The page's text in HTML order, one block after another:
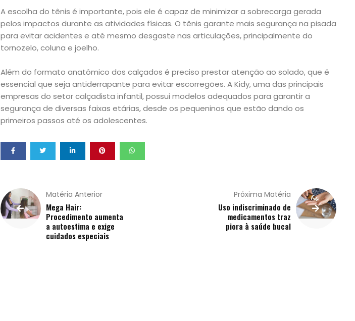
Casa
e
Decoração
Exclusiva
Homem
Mães
Filhos
Notícias
A escolha do tênis é importante, pois ele é capaz de minimizar a sobrecarga gerada
pelos impactos durante as atividades físicas. O tênis garante mais segurança na pisada
para evitar acidentes e até mesmo desgaste nas articulações, principalmente do
tornozelo, coluna e joelho.
Além do formato anatômico dos calçados é preciso prestar atenção ao solado, que é
essencial que seja antiderrapante para evitar escorregões. A Kidy, uma das principais
empresas do setor calçadista infantil, possui modelos adequados para garantir a
segurança de diversas faixas etárias, desde os pequeninos que estão dando os
primeiros passos até os adolescentes.
Matéria Anterior
Mega Hair:
Procedimento aumenta
a autoestima e exige
cuidados especiais
Próxima Matéria
Uso indiscriminado de
medicamentos traz
piora à saúde bucal